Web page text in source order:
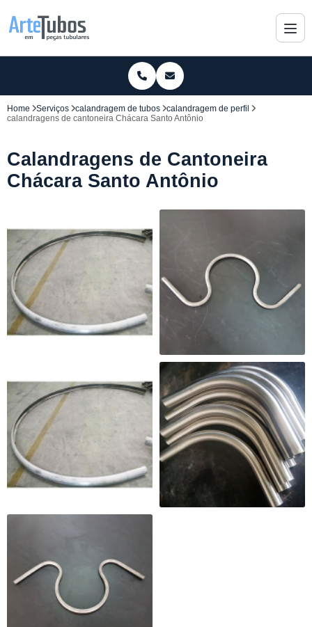
Home Serviços calandragem de tubos
calandragem de perfil
calandragens de cantoneira Chácara Santo Antônio
Calandragens de Cantoneira
Chácara Santo Antônio